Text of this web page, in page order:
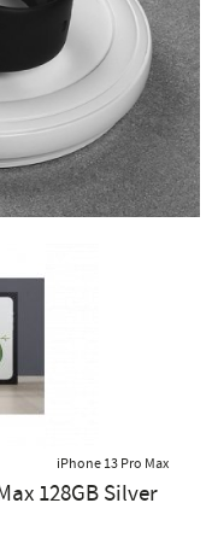
iPhone 13 Pro Max
128GB Silver